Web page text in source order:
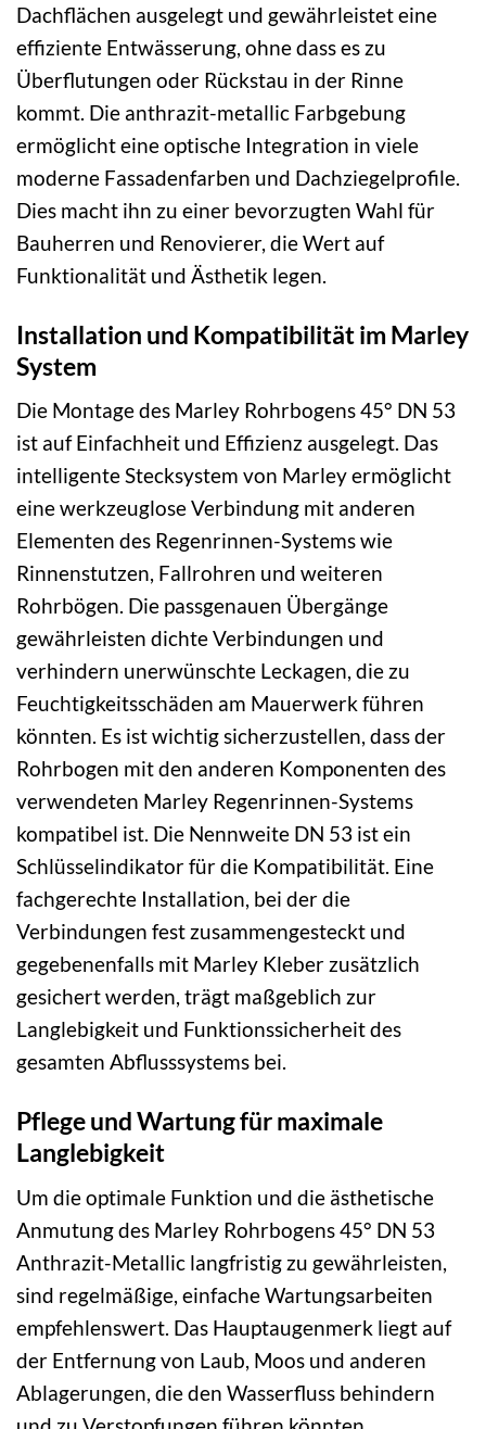
Dachflächen ausgelegt und gewährleistet eine
effiziente Entwässerung, ohne dass es zu
Überflutungen oder Rückstau in der Rinne
kommt. Die anthrazit-metallic Farbgebung
ermöglicht eine optische Integration in viele
moderne Fassadenfarben und Dachziegelprofile.
Dies macht ihn zu einer bevorzugten Wahl für
Bauherren und Renovierer, die Wert auf
Funktionalität und Ästhetik legen.
Installation und Kompatibilität im Marley
System
Die Montage des Marley Rohrbogens 45° DN 53
ist auf Einfachheit und Effizienz ausgelegt. Das
intelligente Stecksystem von Marley ermöglicht
eine werkzeuglose Verbindung mit anderen
Elementen des Regenrinnen-Systems wie
Rinnenstutzen, Fallrohren und weiteren
Rohrbögen. Die passgenauen Übergänge
gewährleisten dichte Verbindungen und
verhindern unerwünschte Leckagen, die zu
Feuchtigkeitsschäden am Mauerwerk führen
könnten. Es ist wichtig sicherzustellen, dass der
Rohrbogen mit den anderen Komponenten des
verwendeten Marley Regenrinnen-Systems
kompatibel ist. Die Nennweite DN 53 ist ein
Schlüsselindikator für die Kompatibilität. Eine
fachgerechte Installation, bei der die
Verbindungen fest zusammengesteckt und
gegebenenfalls mit Marley Kleber zusätzlich
gesichert werden, trägt maßgeblich zur
Langlebigkeit und Funktionssicherheit des
gesamten Abflusssystems bei.
Pflege und Wartung für maximale
Langlebigkeit
Um die optimale Funktion und die ästhetische
Anmutung des Marley Rohrbogens 45° DN 53
Anthrazit-Metallic langfristig zu gewährleisten,
sind regelmäßige, einfache Wartungsarbeiten
empfehlenswert. Das Hauptaugenmerk liegt auf
der Entfernung von Laub, Moos und anderen
Ablagerungen, die den Wasserfluss behindern